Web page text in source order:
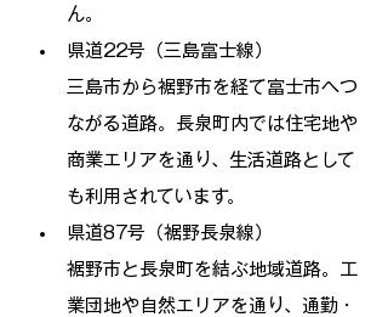
ん。
県道22号（三島富士線）
三島市から裾野市を経て富士市へつ
ながる道路。長泉町内では住宅地や
商業エリアを通り、生活道路として
も利用されています。
県道87号（裾野長泉線）
裾野市と長泉町を結ぶ地域道路。工
業団地や自然エリアを通り、通勤・